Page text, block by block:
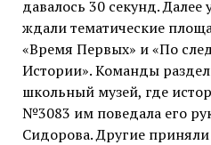
давалось 30 секунд.
ждали тематические
«Время Первых» и «По
Истории». Команды
школьный музей, где
№3083 им поведала его
Сидорова. Другие